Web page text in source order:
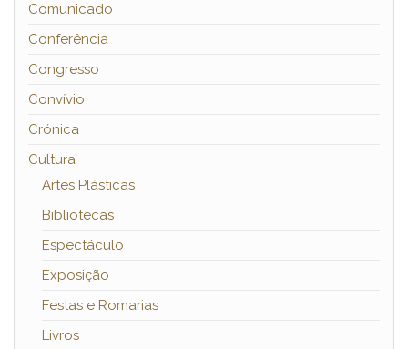
Comunicado
Conferência
Congresso
Convívio
Crónica
Cultura
Artes Plásticas
Bibliotecas
Espectáculo
Exposição
Festas e Romarias
Livros